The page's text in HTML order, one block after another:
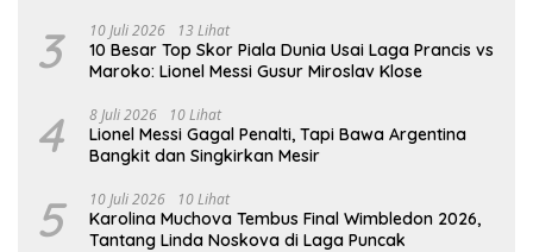
3 10 Juli 2026 13 Lihat
10 Besar Top Skor Piala Dunia Usai Laga Prancis vs
Maroko: Lionel Messi Gusur Miroslav Klose
4 8 Juli 2026 10 Lihat
Lionel Messi Gagal Penalti, Tapi Bawa Argentina
Bangkit dan Singkirkan Mesir
5 10 Juli 2026 10 Lihat
Karolina Muchova Tembus Final Wimbledon 2026,
Tantang Linda Noskova di Laga Puncak